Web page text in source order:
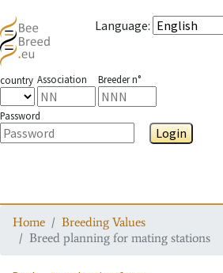
Language:
country Association Breeder n°
Password
Login
Home
Breeding Values
Breed planning for mating stations